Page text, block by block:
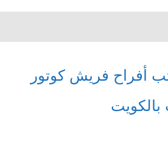
أفراح فريش كوتور
بالكويت